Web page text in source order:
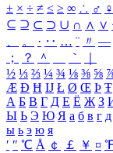
± × ÷ ≠ ≤ ≥ ∞ ∴ ♂ ♀
⊆ ⊇ ⊂ ⊃ ∪ ∩ ∧ ∨
、
。 · ‥ … ¨ 〃 ―
；
？ ＾ ｀
½ ⅓ ⅔ ¼ ¾ ⅛ ⅜ ⅝
Æ Ð Ħ Ĳ Ł Ø Œ Þ Ŧ
А Б В Г Д Е Ё Ж З
Ы Ь Э Ю Я а б в г д
ы ь э ю я
′ ″ ℃ Å ￠ ￡ ￥ ¤ ℉